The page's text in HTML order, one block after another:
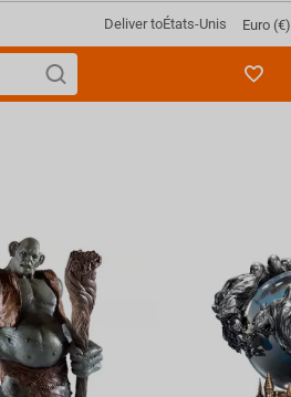
Deliver toÉtats-Unis Euro (€)